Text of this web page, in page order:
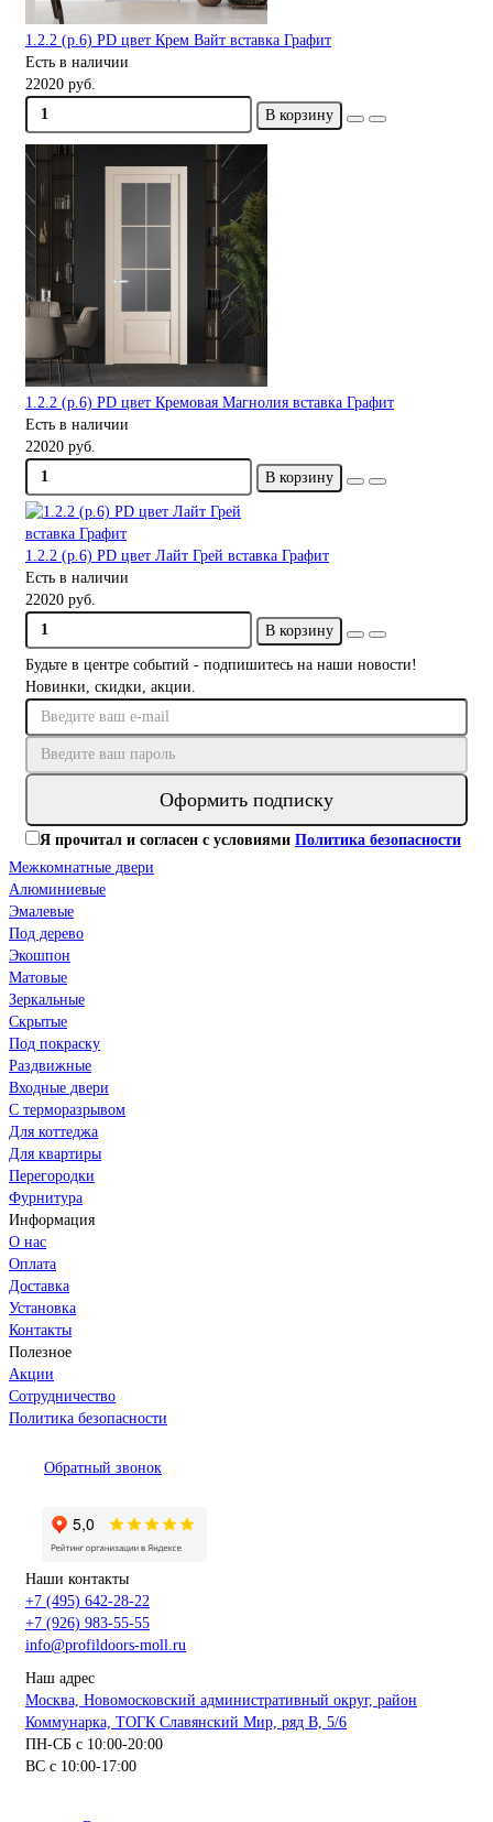
1.2.2 (р.6) PD цвет Крем Вайт вставка Графит
Есть в наличии
22020 руб.
В корзину
1.2.2 (р.6) PD цвет Кремовая Магнолия вставка Графит
Есть в наличии
22020 руб.
В корзину
1.2.2 (р.6) PD цвет Лайт Грей вставка Графит
Есть в наличии
22020 руб.
В корзину
Будьте в центре событий - подпишитесь на наши новости!
Новинки, скидки, акции.
Оформить подписку
Я прочитал и согласен с условиями Политика безопасности
Межкомнатные двери
Алюминиевые
Эмалевые
Под дерево
Экошпон
Матовые
Зеркальные
Скрытые
Под покраску
Раздвижные
Входные двери
С терморазрывом
Для коттеджа
Для квартиры
Перегородки
Фурнитура
Информация
О нас
Оплата
Доставка
Установка
Контакты
Полезное
Акции
Сотрудничество
Политика безопасности
Обратный звонок
Наши контакты
+7 (495) 642-28-22
+7 (926) 983-55-55
info@profildoors-moll.ru
Наш адрес
Москва, Новомосковский административный округ, район
Коммунарка, ТОГК Славянский Мир, ряд В, 5/6
ПН-СБ с 10:00-20:00
ВС с 10:00-17:00